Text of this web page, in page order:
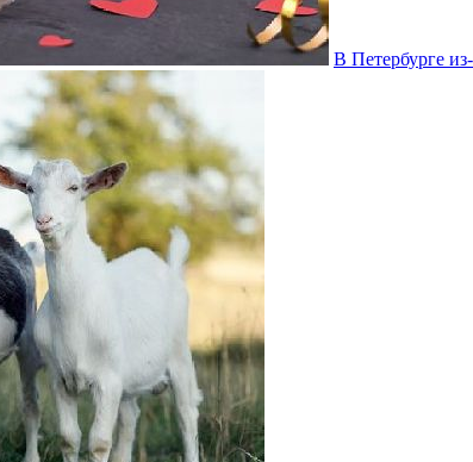
В Петербурге